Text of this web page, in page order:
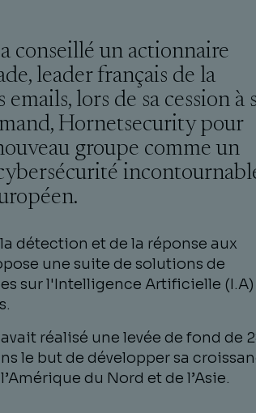
conseillé un actionnaire
leader français de la
emails, lors de sa cession à
Hornetsecurity pour
groupe comme un
détection et de la réponse aux
une suite de solutions de
sur l'Intelligence Artificielle (I.A)
réalisé une levée de fond de
le but de développer sa
du Nord et de l’Asie.